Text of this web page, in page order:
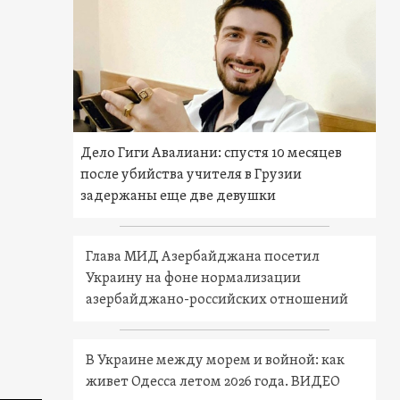
Дело Гиги Авалиани: спустя 10 месяцев
после убийства учителя в Грузии
задержаны еще две девушки
Глава МИД Азербайджана посетил
Украину на фоне нормализации
азербайджано-российских отношений
В Украине между морем и войной: как
живет Одесса летом 2026 года. ВИДЕО